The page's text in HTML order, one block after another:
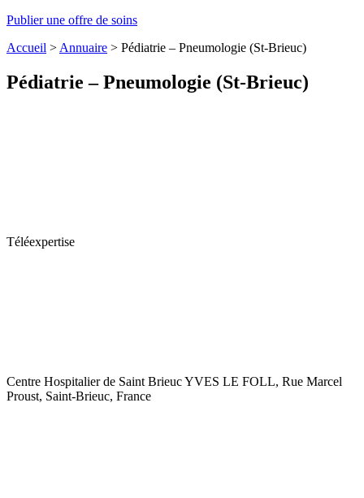
Publier une offre de soins
Accueil > Annuaire > Pédiatrie – Pneumologie (St-Brieuc)
Pédiatrie – Pneumologie (St-Brieuc)
Téléexpertise
Centre Hospitalier de Saint Brieuc YVES LE FOLL, Rue Marcel
Proust, Saint-Brieuc, France